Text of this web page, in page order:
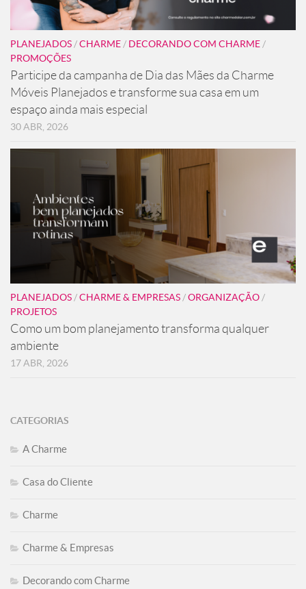
PLANEJADOS /CHARME / DECORANDO COM CHARME /
PROMOÇÕES
Participe da campanha de Dia das Mães da Charme
Móveis Planejados e transforme sua casa em um
espaço ainda mais especial
30 ABR, 2026
PLANEJADOS /CHARME & EMPRESAS /ORGANIZAÇÃO /
PROJETOS
Como um bom planejamento transforma qualquer
ambiente
17 ABR, 2026
CATEGORIAS
A Charme
Casa do Cliente
Charme
Charme & Empresas
Decorando com Charme